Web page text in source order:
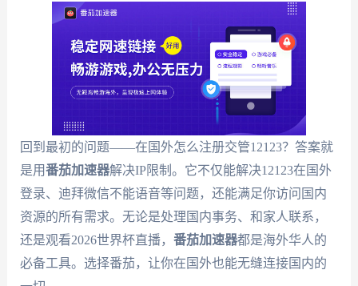
回到最初的问题——在国外怎么注册交管12123？答案就
是用番茄加速器解决IP限制。它不仅能解决12123在国外
登录、迪拜微信不能语音等问题，还能满足你访问国内
资源的所有需求。无论是处理国内事务、和家人联系，
还是观看2026世界杯直播， 番茄加速器都是海外华人的
必备工具。选择番茄，让你在国外也能无缝连接国内的